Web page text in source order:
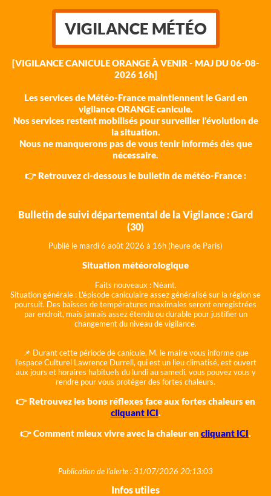
VIGILANCE MÉTÉO
[VIGILANCE CANICULE ORANGE À VENIR - MAJ DU 06-08-
2026 16h]
Les services de Météo-France maintiennent le Gard en
vigilance ORANGE canicule.
Nos services restent mobilisés pour surveiller l'évolution de
la situation.
Nous ne manquerons pas de vous tenir informés dès que
nécessaire.
👉 Retrouvez ci-dessous le bulletin de météo-France :
Bulletin de suivi départemental de la Vigilance : Gard
(30)
Publié le mardi 6 août 2026 à 16h (heure de Paris)
Situation météorologique
Faits nouveaux : Néant.
Situation générale : L'épisode caniculaire assez généralisé sur la région se
poursuit. Des baisses de températures maximales seront enregistrées
par endroit, mais jamais assez étendu ou durable pour justifier un
changement du niveau de vigilance.
📌 Durant cette période de canicule, M. le maire vous informe que
l'espace Culturel Lawrence Durrell, qui est un lieu climatisé, est ouvert
aux jours et horaires habituels du lundi au samedi, vous pouvez vous y
rendre pour vous protéger des fortes chaleurs.
👉 Retrouvez les bons réflexes face aux fortes chaleurs en
cliquant ICI.
👉 Comment mieux vivre avec la chaleur en cliquant ICI.
Publication de l'alerte : 31/07/2026 20:13:03
Infos utiles